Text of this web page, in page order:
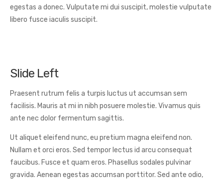
egestas a donec. Vulputate mi dui suscipit, molestie vulputate
libero fusce iaculis suscipit.
Slide Left
Praesent rutrum felis a turpis luctus ut accumsan sem
facilisis. Mauris at mi in nibh posuere molestie. Vivamus quis
ante nec dolor fermentum sagittis.
Ut aliquet eleifend nunc, eu pretium magna eleifend non.
Nullam et orci eros. Sed tempor lectus id arcu consequat
faucibus. Fusce et quam eros. Phasellus sodales pulvinar
gravida. Aenean egestas accumsan porttitor. Sed ante odio,